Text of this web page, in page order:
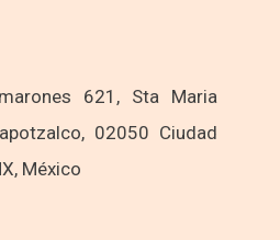
621, Sta Maria
02050 Ciudad
México